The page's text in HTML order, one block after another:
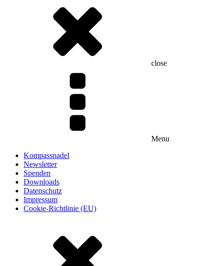
close
Menu
Kompassnadel
Newsletter
Spenden
Downloads
Datenschutz
Impressum
Cookie-Richtlinie (EU)